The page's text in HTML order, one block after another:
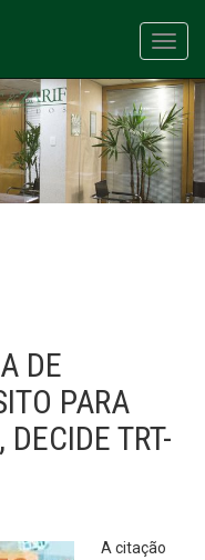
DE
PARA
TRT-
A citação